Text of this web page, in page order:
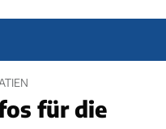
für die